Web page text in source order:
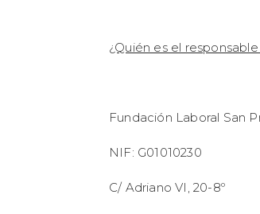
¿Quién es el
Fundación Laboral San
NIF: G01010230
C/ Adriano VI, 20-8º